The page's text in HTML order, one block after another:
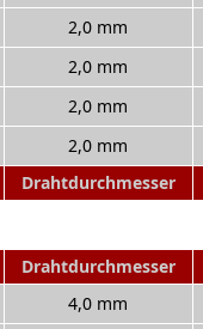
Drahtdurchmesser
2,0 mm
2,0 mm
2,0 mm
2,0 mm
Drahtdurchmesser
4,0 mm